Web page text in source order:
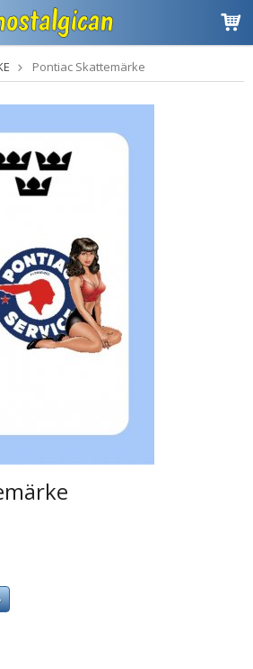
Produkten har blivit
tillagd i varukorgen
Pontiac Skattemärke